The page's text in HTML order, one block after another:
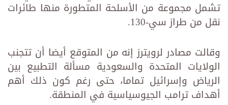
تشمل مجموعة من الأسلحة المتطورة منها طائرات
نقل من طراز سي-130.
وقالت مصادر لرويترز إنه من المتوقع أيضا أن تتجنب
الولايات المتحدة والسعودية مسألة التطبيع بين
الرياض وإسرائيل تماما، حتى رغم كون ذلك أهم
أهداف ترامب الجيوسياسية في المنطقة.